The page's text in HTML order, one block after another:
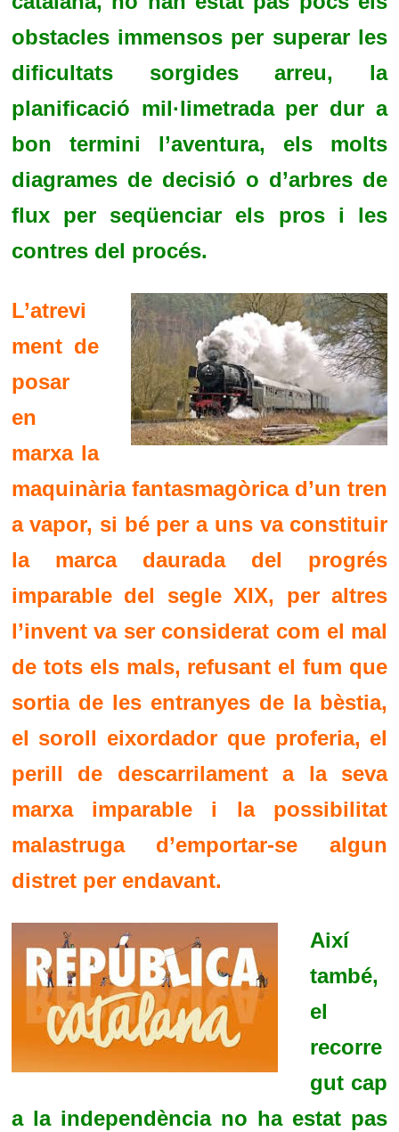
obstacles immensos per superar les
dificultats sorgides arreu, la
planificació mil·limetrada per dur a
bon termini l’aventura, els molts
diagrames de decisió o d’arbres de
flux per seqüenciar els pros i les
contres del procés.
L’atrevi
ment de
posar
en
marxa la
maquinària fantasmagòrica d’un tren
a vapor, si bé per a uns va constituir
la marca daurada del progrés
imparable del segle XIX, per altres
l’invent va ser considerat com el mal
de tots els mals, refusant el fum que
sortia de les entranyes de la bèstia,
el soroll eixordador que proferia, el
perill de descarrilament a la seva
marxa imparable i la possibilitat
malastruga d’emportar-se algun
distret per endavant.
Així
també,
el
recorre
gut cap
a la independència no ha estat pas